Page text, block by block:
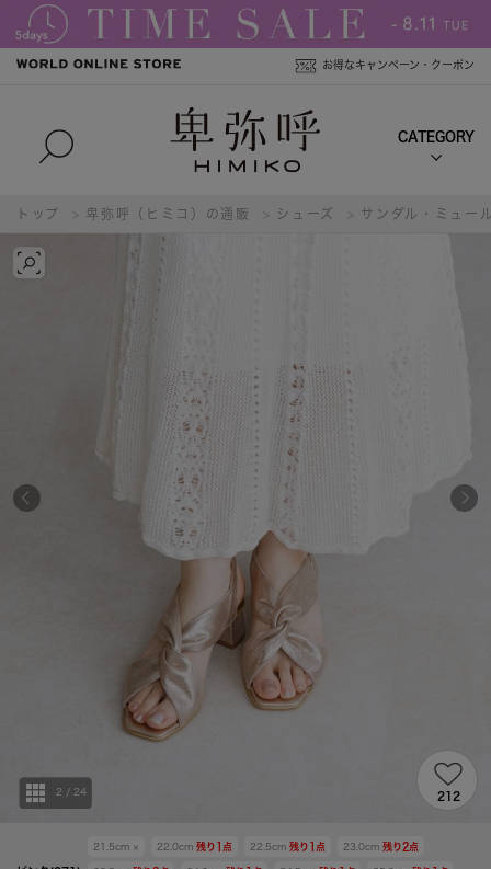
お得なキャンペーン・クーポン
トップ 卑弥呼（ヒミコ）の通販 シューズ サンダル・ミュー
21.5cm × 22.0cm 残り 点 22.5cm 残り 点 23.0cm 残り2点
2 / 24 212